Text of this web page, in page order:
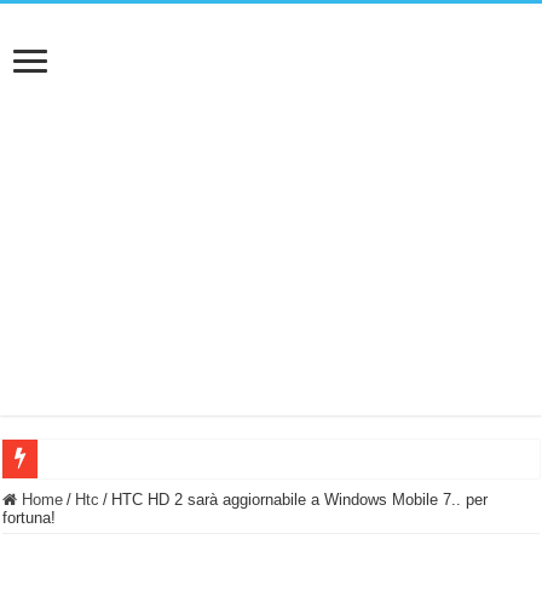
BASTA FATICARE! Questo robot tagliaerba lo appoggi e fa tutto lui! (Senza
Home / Htc / HTC HD 2 sarà aggiornabile a Windows Mobile 7.. per
fortuna!